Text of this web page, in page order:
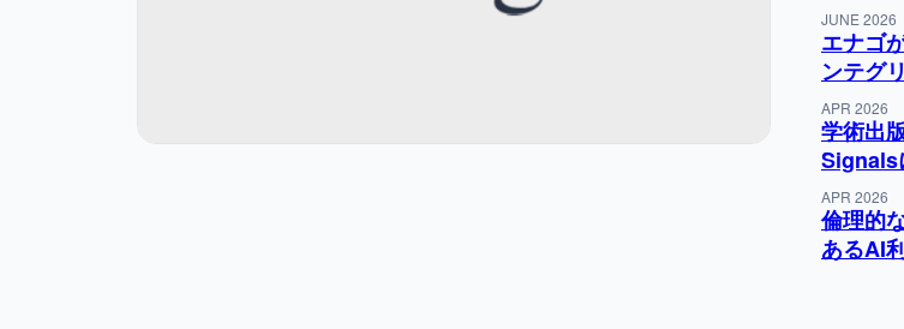
JUNE 2026
エナゴ
ンテグ
APR 2026
学術出
Signals
APR 2026
倫理的
あるAI